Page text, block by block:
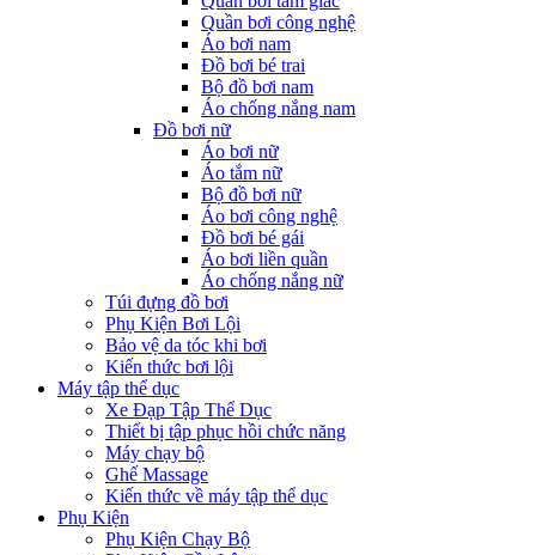
Quần bơi công nghệ
Áo bơi nam
Đồ bơi bé trai
Bộ đồ bơi nam
Áo chống nắng nam
Đồ bơi nữ
Áo bơi nữ
Áo tắm nữ
Bộ đồ bơi nữ
Áo bơi công nghệ
Đồ bơi bé gái
Áo bơi liền quần
Áo chống nắng nữ
Túi đựng đồ bơi
Phụ Kiện Bơi Lội
Bảo vệ da tóc khi bơi
Kiến thức bơi lội
Máy tập thể dục
Xe Đạp Tập Thể Dục
Thiết bị tập phục hồi chức năng
Máy chạy bộ
Ghế Massage
Kiến thức về máy tập thể dục
Phụ Kiện
Phụ Kiện Chạy Bộ